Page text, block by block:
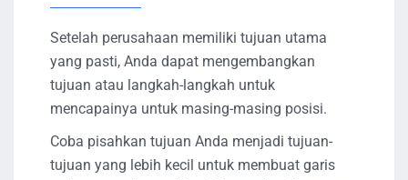
Setelah perusahaan memiliki tujuan utama
yang pasti, Anda dapat mengembangkan
tujuan atau langkah-langkah untuk
mencapainya untuk masing-masing posisi.
Coba pisahkan tujuan Anda menjadi tujuan-
tujuan yang lebih kecil untuk membuat garis